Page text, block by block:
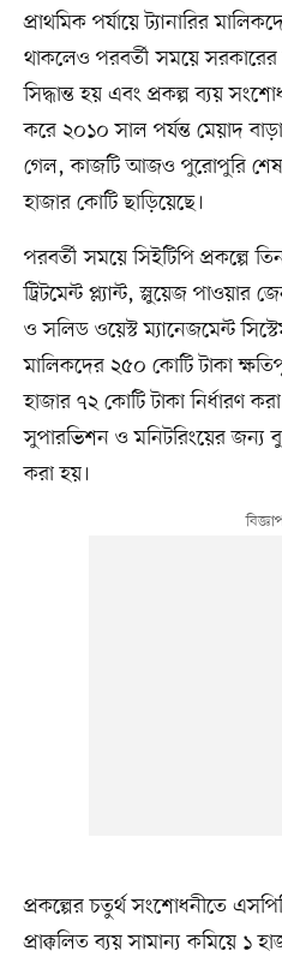
প্রাথমিক পর্যায়ে ট্যানারির
থাকলেও পরবর্তী সময়ে সরকারের
সিদ্ধান্ত হয় এবং প্রকল্প ব্যয়
করে ২০১০ সাল পর্যন্ত মেয়াদ
গেল, কাজটি আজও পুরোপুরি শেষ
হাজার কোটি ছাড়িয়েছে।
পরবর্তী সময়ে সিইটিপি প্রকল্পে
ট্রিটমেন্ট প্ল্যান্ট, স্লুয়েজ
ও সলিড ওয়েস্ট ম্যানেজমেন্ট
মালিকদের ২৫০ কোটি টাকা
হাজার ৭২ কোটি টাকা নির্ধারণ
সুপারভিশন ও মনিটরিংয়ের জন্য
করা হয়।
প্রকল্পের চতুর্থ সংশোধনীতে
প্রাক্কলিত ব্যয় সামান্য কমিয়ে ১